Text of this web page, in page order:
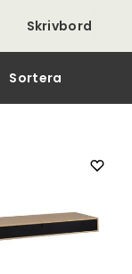
Skrivbord
Sortera